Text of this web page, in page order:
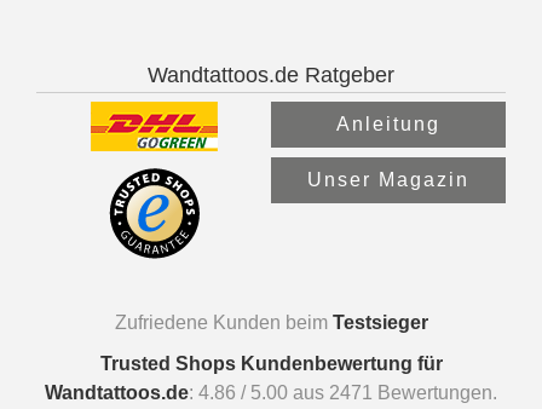
Wandtattoos.de Ratgeber
Anleitung
Unser Magazin
Zufriedene Kunden beim Testsieger
Trusted Shops Kundenbewertung für
Wandtattoos.de: 4.86 / 5.00 aus 2471
Bewertungen.